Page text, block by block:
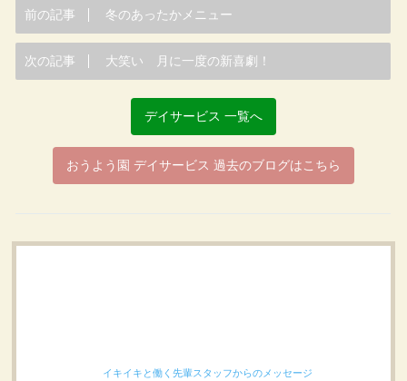
前の記事 冬のあったかメニュー
次の記事 大笑い 月に一度の新喜劇！
デイサービス 一覧へ
おうよう園 デイサービス 過去のブログはこちら
イキイキと働く先輩スタッフからのメッセージ